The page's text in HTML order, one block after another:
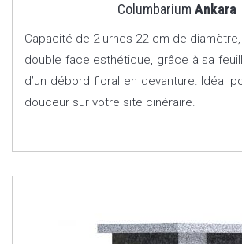
Columbarium Ankara
Capacité de 2 urnes 22 cm de
double face esthétique, grâce à sa
d’un débord floral en devanture. Idéal
douceur sur votre site cinéraire.